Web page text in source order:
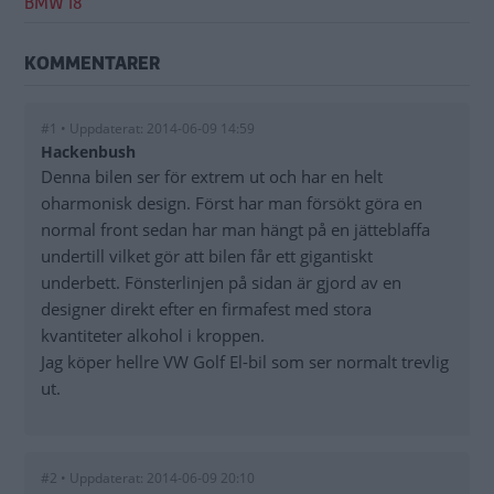
KOMMENTARER
#1 • Uppdaterat: 2014-06-09 14:59
Hackenbush
Denna bilen ser för extrem ut och har en helt
oharmonisk design. Först har man försökt göra en
normal front sedan har man hängt på en jätteblaffa
undertill vilket gör att bilen får ett gigantiskt
underbett. Fönsterlinjen på sidan är gjord av en
designer direkt efter en firmafest med stora
kvantiteter alkohol i kroppen.
Jag köper hellre VW Golf El-bil som ser normalt trevlig
ut.
#2 • Uppdaterat: 2014-06-09 20:10